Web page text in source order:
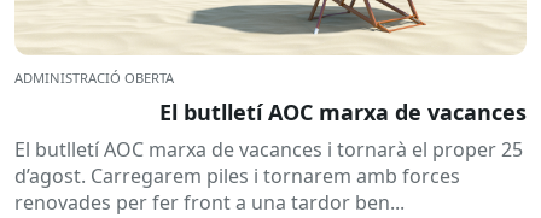
ADMINISTRACIÓ OBERTA
El butlletí AOC marxa de vacances
El butlletí AOC marxa de vacances i tornarà el proper 25
d’agost. Carregarem piles i tornarem amb forces
renovades per fer front a una tardor ben...